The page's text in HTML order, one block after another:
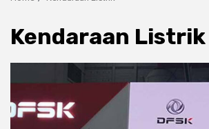
Kendaraan Listrik